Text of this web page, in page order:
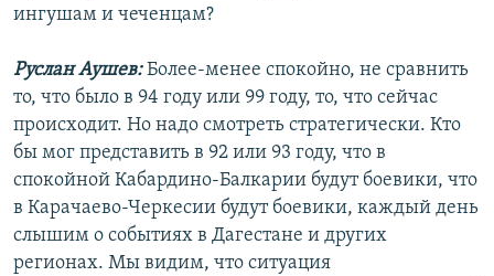
ингушам и чеченцам?
Руслан Аушев:Более-менее спокойно, не сравнить
то, что было в 94 году или 99 году, то, что сейчас
происходит. Но надо смотреть стратегически. Кто
бы мог представить в 92 или 93 году, что в
спокойной Кабардино-Балкарии будут боевики, что
в Карачаево-Черкесии будут боевики, каждый день
слышим о событиях в Дагестане и других
регионах. Мы видим, что ситуация